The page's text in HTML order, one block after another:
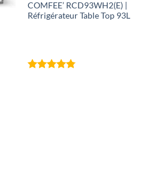
COMFEE’ RCD93WH2(E) |
Réfrigérateur Table Top 93L